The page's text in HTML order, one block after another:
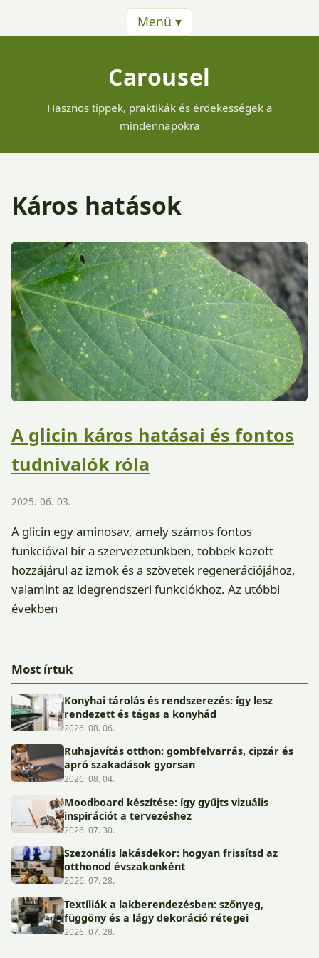
Menü ▾
Carousel
Hasznos tippek, praktikák és érdekességek a
mindennapokra
Káros hatások
A glicin káros hatásai és fontos
tudnivalók róla
2025. 06. 03.
A glicin egy aminosav, amely számos fontos
funkcióval bír a szervezetünkben, többek között
hozzájárul az izmok és a szövetek regenerációjához,
valamint az idegrendszeri funkciókhoz. Az utóbbi
években
Most írtuk
Konyhai tárolás és rendszerezés: így lesz
rendezett és tágas a konyhád
2026. 08. 06.
Ruhajavítás otthon: gombfelvarrás, cipzár és
apró szakadások gyorsan
2026. 08. 04.
Moodboard készítése: így gyűjts vizuális
inspirációt a tervezéshez
2026. 07. 30.
Szezonális lakásdekor: hogyan frissítsd az
otthonod évszakonként
2026. 07. 28.
Textíliák a lakberendezésben: szőnyeg,
függöny és a lágy dekoráció rétegei
2026. 07. 28.